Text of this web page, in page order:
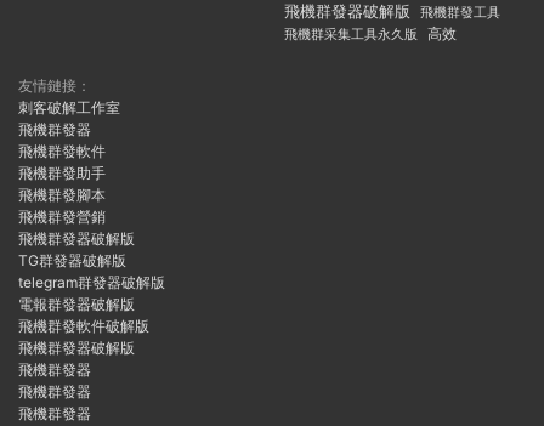
飛機群發器破解版
飛機群發工具
飛機群采集工具永久版
高效
友情鏈接：
刺客破解工作室
飛機群發器
飛機群發軟件
飛機群發助手
飛機群發腳本
飛機群發營銷
飛機群發器破解版
TG群發器破解版
telegram群發器破解版
電報群發器破解版
飛機群發軟件破解版
飛機群發器破解版
飛機群發器
飛機群發器
飛機群發器